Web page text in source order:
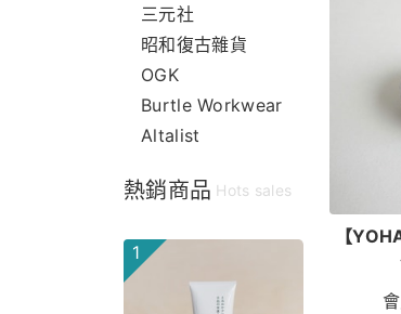
三元社
昭和復古雜貨
OGK
Burtle Workwear
Altalist
熱銷商品 Hots sales
1
【